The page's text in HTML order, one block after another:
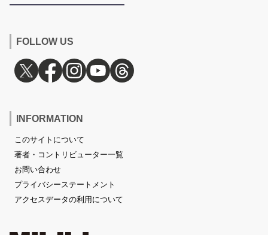
FOLLOW US
INFORMATION
このサイトについて
著者・コントリビューター一覧
お問い合わせ
プライバシーステートメント
アクセスデータの利用について